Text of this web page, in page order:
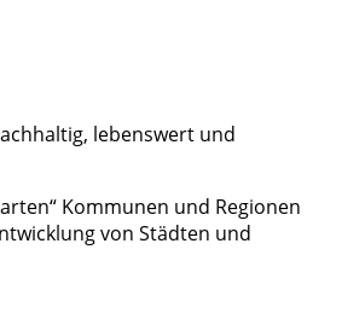
lebenswert und
Kommunen und Regionen
von Städten und